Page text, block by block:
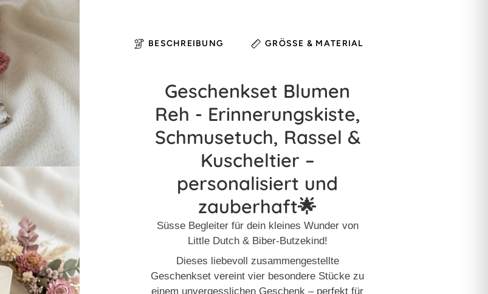
BESCHREIBUNG GRÖSSE & MATERIAL
Geschenkset Blumen
Reh - Erinnerungskiste,
Schmusetuch, Rassel &
Kuscheltier –
personalisiert und
zauberhaft🌟
Süsse Begleiter für dein kleines Wunder von
Little Dutch & Biber-Butzekind!
Dieses liebevoll zusammengestellte
Geschenkset vereint vier besondere Stücke zu
einem unvergesslichen Geschenk – perfekt für